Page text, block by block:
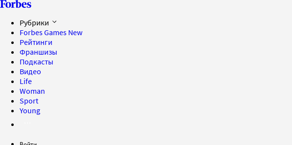
Рубрики
Forbes Games New
Рейтинги
Франшизы
Подкасты
Видео
Life
Woman
Sport
Young